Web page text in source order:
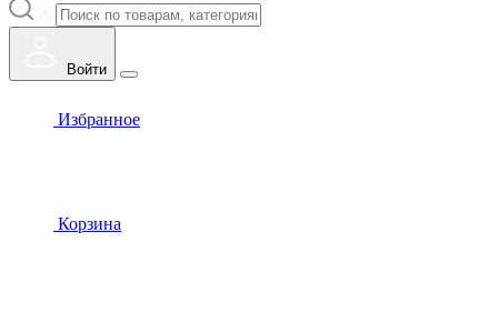
Войти
Избранное
Корзина